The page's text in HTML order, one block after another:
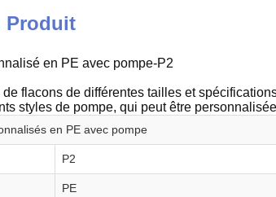
Produit
en PE avec pompe-P2
flacons de différentes tailles et
styles de pompe, qui peut être
en PE avec pompe
P2
PE